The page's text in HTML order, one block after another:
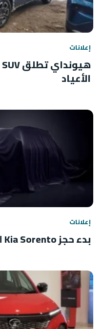
إعلانات
الأعياد
إعلانات
بدء حجز Kia Sorento الهجينة في الهند